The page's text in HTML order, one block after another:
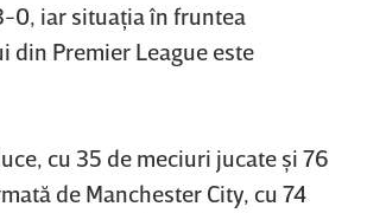
0, iar situaţia în fruntea
din Premier League este
cu 35 de meciuri jucate şi 76
de Manchester City, cu 74